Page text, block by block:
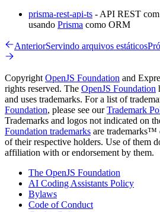
prisma-rest-api-ts - API REST
usando Prisma como ORM
AnteriorServindo arquivos estáticos
Copyright OpenJS Foundation and
rights reserved. The OpenJS Foundation
and uses trademarks. For a list of
Foundation, please see ourTrademark
Trademarks and logos not indicated on
Foundation trademarks are trademarks™
of their respective holders. Use of them
affiliation with or endorsement by them.
The OpenJS Foundation
AI Coding Assistants Policy
Bylaws
Code of Conduct